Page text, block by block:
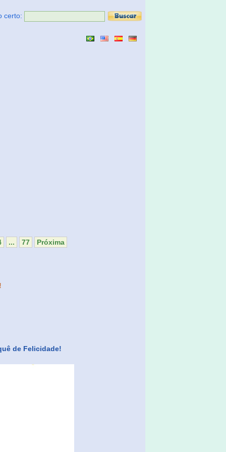
certo:
... 77 Próxima
de Felicidade!